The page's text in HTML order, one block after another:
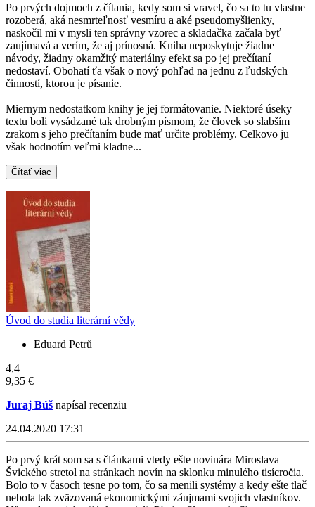
Po prvých dojmoch z čítania, kedy som si vravel, čo sa to tu vlastne
rozoberá, aká nesmrteľnosť vesmíru a aké pseudomyšlienky,
naskočil mi v mysli ten správny vzorec a skladačka začala byť
zaujímavá a verím, že aj prínosná. Kniha neposkytuje žiadne
návody, žiadny okamžitý materiálny efekt sa po jej prečítaní
nedostaví. Obohatí ťa však o nový pohľad na jednu z ľudských
činností, ktorou je písanie.
Miernym nedostatkom knihy je jej formátovanie. Niektoré úseky
textu boli vysádzané tak drobným písmom, že človek so slabším
zrakom s jeho prečítaním bude mať určite problémy. Celkovo ju
však hodnotím veľmi kladne...
Čítať viac
Úvod do studia literární vědy
Eduard Petrů
4,4
9,35 €
Juraj Búš napísal recenziu
24.04.2020 17:31
Po prvý krát som sa s článkami vtedy ešte novinára Miroslava
Švického stretol na stránkach novín na sklonku minulého tisícročia.
Bolo to v časoch tesne po tom, čo sa menili systémy a kedy ešte tlač
nebola tak zväzovaná ekonomickými záujmami svojich vlastníkov.